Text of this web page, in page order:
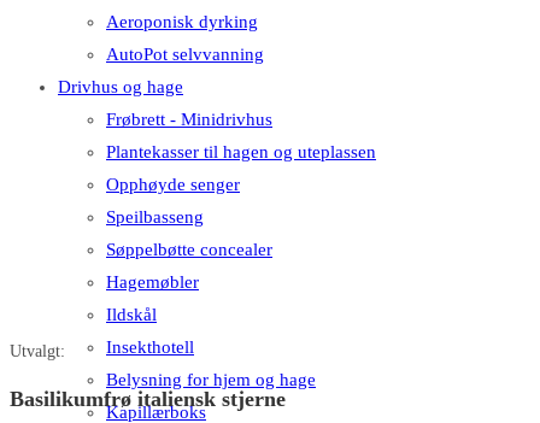
Aeroponisk dyrking
AutoPot selvvanning
Drivhus og hage
Frøbrett - Minidrivhus
Plantekasser til hagen og uteplassen
Opphøyde senger
Speilbasseng
Søppelbøtte concealer
Hagemøbler
Ildskål
Insekthotell
Belysning for hjem og hage
Kapillærboks
Utvalgt:
Basilikumfrø italiensk stjerne